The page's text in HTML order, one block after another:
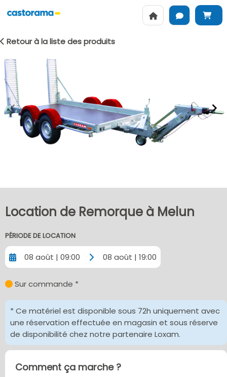
Retour à la liste des produits
Location de Remorque à Melun
PÉRIODE DE LOCATION
08 août | 09:00 08 août | 19:00
Sur commande *
* Ce matériel est disponible sous 72h uniquement avec
une réservation effectuée en magasin et sous réserve
de disponibilité chez notre partenaire Loxam.
Comment ça marche ?